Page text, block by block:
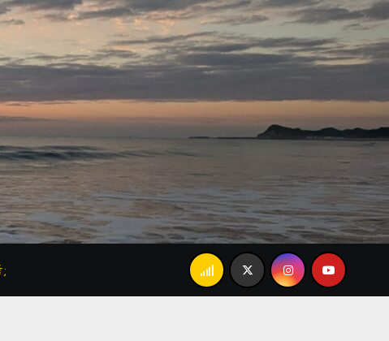
父の「あんましかな…」で大爆笑。忘れられない家族のラ